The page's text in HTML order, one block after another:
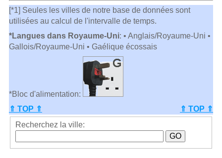
[*1] Seules les villes de notre base de données sont
utilisées au calcul de l'intervalle de temps.
*Langues dans Royaume-Uni: • Anglais/Royaume-Uni •
Gallois/Royaume-Uni • Gaélique écossais
*Bloc d'alimentation:
⇑ TOP ⇑
⇑ TOP ⇑
Recherchez la ville: